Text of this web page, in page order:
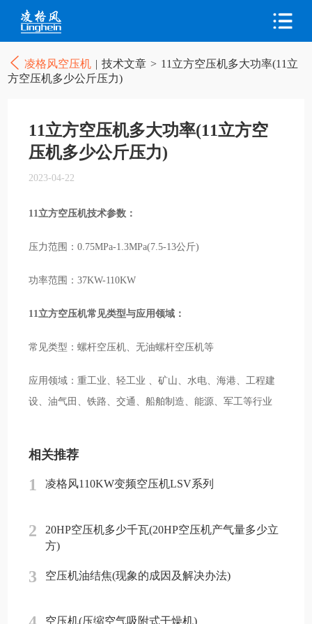
凌格风空压机 | 技术文章 > 11立方空压机多大功率(11立
方空压机多少公斤压力)
11立方空压机多大功率(11立方空
压机多少公斤压力)
2023-04-22
11立方空压机技术参数：
压力范围：0.75MPa-1.3MPa(7.5-13公斤)
功率范围：37KW-110KW
11立方空压机常见类型与应用领域：
常见类型：螺杆空压机、无油螺杆空压机等
应用领域：重工业、轻工业 、矿山、水电、海港、工程建
设、油气田、铁路、交通、船舶制造、能源、军工等行业
相关推荐
1 凌格风110KW变频空压机LSV系列
2
20HP空压机多少千瓦(20HP空压机产气量多少立
方)
3 空压机油结焦(现象的成因及解决办法)
空压机(压缩空气吸附式干燥机)